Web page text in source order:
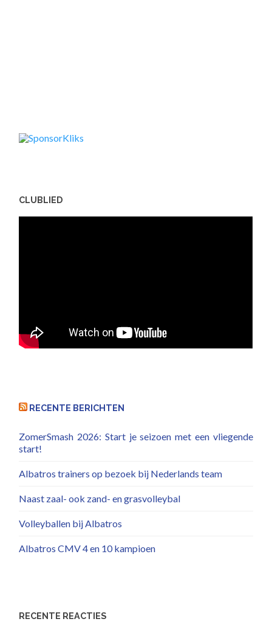
CLUBLIED
RECENTE BERICHTEN
ZomerSmash 2026: Start je seizoen met een vliegende
start!
Albatros trainers op bezoek bij Nederlands team
Naast zaal- ook zand- en grasvolleybal
Volleyballen bij Albatros
Albatros CMV 4 en 10 kampioen
RECENTE REACTIES